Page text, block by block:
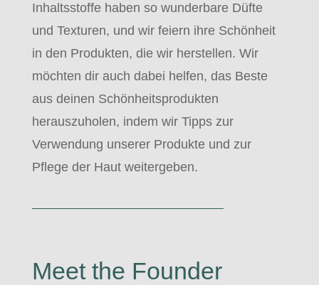
Inhaltsstoffe haben so wunderbare Düfte
und Texturen, und wir feiern ihre Schönheit
in den Produkten, die wir herstellen. Wir
möchten dir auch dabei helfen, das Beste
aus deinen Schönheitsprodukten
herauszuholen, indem wir Tipps zur
Verwendung unserer Produkte und zur
Pflege der Haut weitergeben.
Meet the Founder